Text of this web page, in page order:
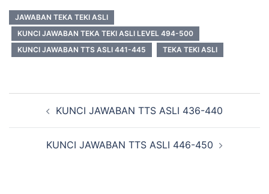
JAWABAN TEKA TEKI ASLI
KUNCI JAWABAN TEKA TEKI ASLI LEVEL 494-500
KUNCI JAWABAN TTS ASLI 441-445
TEKA TEKI ASLI
Navigasi
Tulisan
KUNCI JAWABAN TTS ASLI 436-440
KUNCI JAWABAN TTS ASLI 446-450